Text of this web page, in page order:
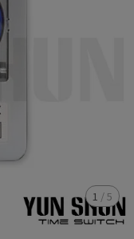
1 /5